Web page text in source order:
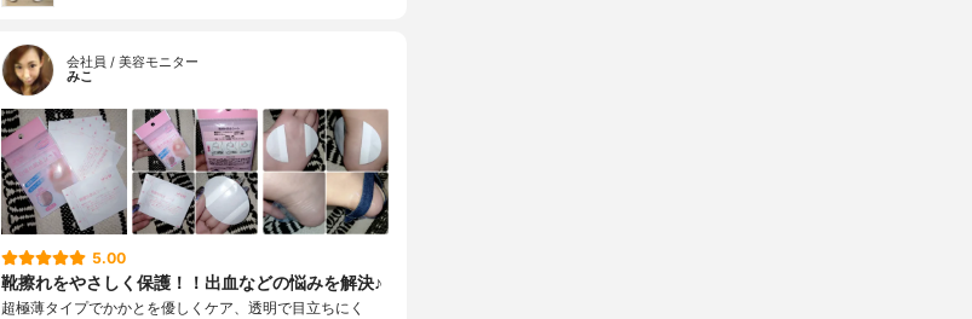
会社員 / 美容モニター
みこ
5.00
靴擦れをやさしく保護！！出血などの悩みを解決♪
超極薄タイプでかかとを優しくケア、透明で目立ちにく